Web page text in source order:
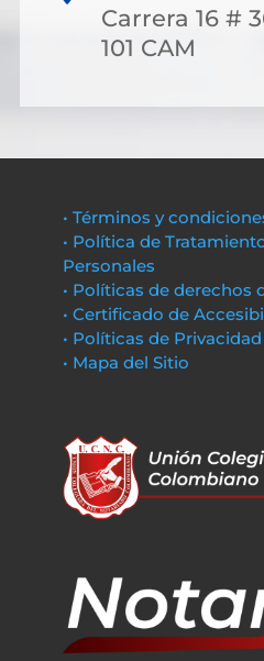
Carrera 16 #
101 CAM
• Términos y
• Política de
Personales
• Políticas de derechos
• Certificado de
• Políticas de
• Mapa del Sitio